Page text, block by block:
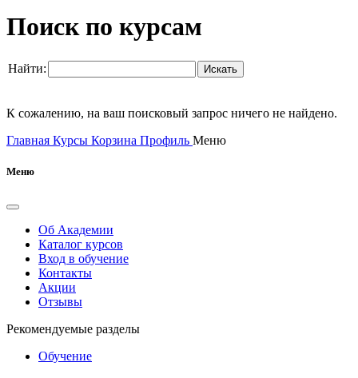
Поиск по курсам
Найти:
К сожалению, на ваш поисковый запрос ничего не найдено.
Главная Курсы Корзина Профиль Меню
Меню
Об Академии
Каталог курсов
Вход в обучение
Контакты
Акции
Отзывы
Рекомендуемые разделы
Обучение